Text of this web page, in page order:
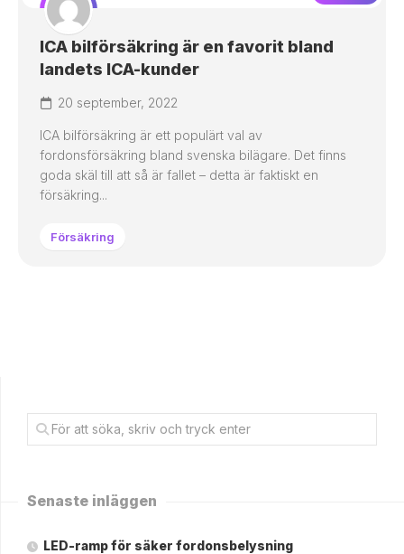
ICA bilförsäkring är en favorit bland
landets ICA-kunder
20 september, 2022
ICA bilförsäkring är ett populärt val av
fordonsförsäkring bland svenska bilägare. Det finns
goda skäl till att så är fallet – detta är faktiskt en
försäkring...
Försäkring
Senaste inläggen
LED-ramp för säker fordonsbelysning